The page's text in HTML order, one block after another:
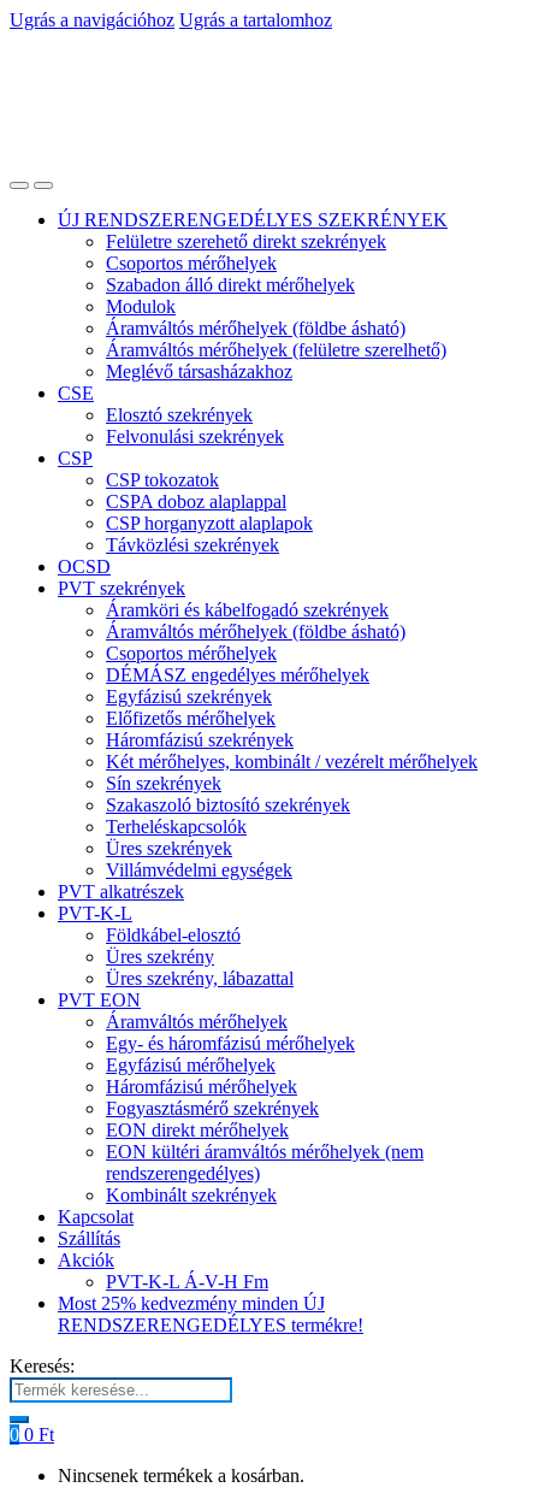
Ugrás a navigációhoz Ugrás a tartalomhoz
ÚJ RENDSZERENGEDÉLYES SZEKRÉNYEK
Felületre szerehető direkt szekrények
Csoportos mérőhelyek
Szabadon álló direkt mérőhelyek
Modulok
Áramváltós mérőhelyek (földbe ásható)
Áramváltós mérőhelyek (felületre szerelhető)
Meglévő társasházakhoz
CSE
Elosztó szekrények
Felvonulási szekrények
CSP
CSP tokozatok
CSPA doboz alaplappal
CSP horganyzott alaplapok
Távközlési szekrények
OCSD
PVT szekrények
Áramköri és kábelfogadó szekrények
Áramváltós mérőhelyek (földbe ásható)
Csoportos mérőhelyek
DÉMÁSZ engedélyes mérőhelyek
Egyfázisú szekrények
Előfizetős mérőhelyek
Háromfázisú szekrények
Két mérőhelyes, kombinált / vezérelt mérőhelyek
Sín szekrények
Szakaszoló biztosító szekrények
Terheléskapcsolók
Üres szekrények
Villámvédelmi egységek
PVT alkatrészek
PVT-K-L
Földkábel-elosztó
Üres szekrény
Üres szekrény, lábazattal
PVT EON
Áramváltós mérőhelyek
Egy- és háromfázisú mérőhelyek
Egyfázisú mérőhelyek
Háromfázisú mérőhelyek
Fogyasztásmérő szekrények
EON direkt mérőhelyek
EON kültéri áramváltós mérőhelyek (nem
rendszerengedélyes)
Kombinált szekrények
Kapcsolat
Szállítás
Akciók
PVT-K-L Á-V-H Fm
Most 25% kedvezmény minden ÚJ
RENDSZERENGEDÉLYES termékre!
Keresés:
0 0 Ft
Nincsenek termékek a kosárban.